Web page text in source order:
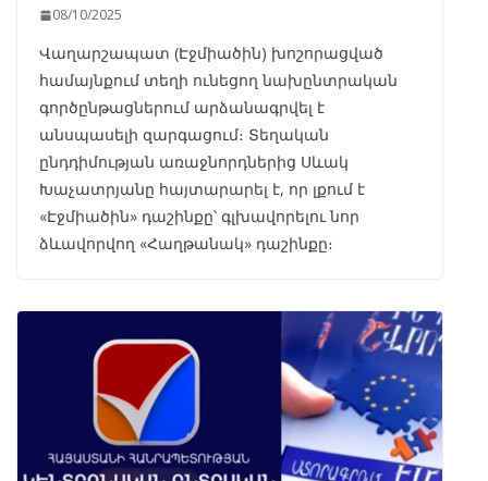
08/10/2025
Վաղարշապատ (Էջմիածին) խոշորացված
համայնքում տեղի ունեցող նախընտրական
գործընթացներում արձանագրվել է
անսպասելի զարգացում։ Տեղական
ընդդիմության առաջնորդներից Սևակ
Խաչատրյանը հայտարարել է, որ լքում է
«Էջմիածին» դաշինքը՝ գլխավորելու նոր
ձևավորվող «Հաղթանակ» դաշինքը։